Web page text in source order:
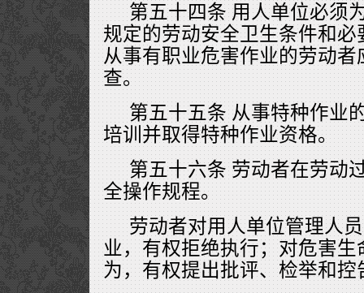
第五十四条 用人单位必须
规定的劳动安全卫生条件和
从事有职业危害作业的劳动
查。
第五十五条 从事特种作业
培训并取得特种作业资格。
第五十六条 劳动者在劳动
全操作规程。
劳动者对用人单位管理人
业，有权拒绝执行；对危害
为，有权提出批评、检举和控